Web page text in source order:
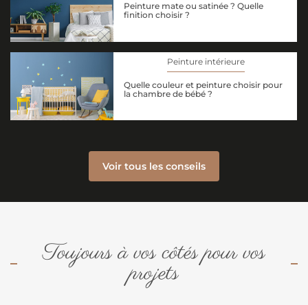
Peinture mate ou satinée ? Quelle
finition choisir ?
Peinture intérieure
Quelle couleur et peinture choisir pour
la chambre de bébé ?
Voir tous les conseils
Toujours à vos côtés pour vos
projets